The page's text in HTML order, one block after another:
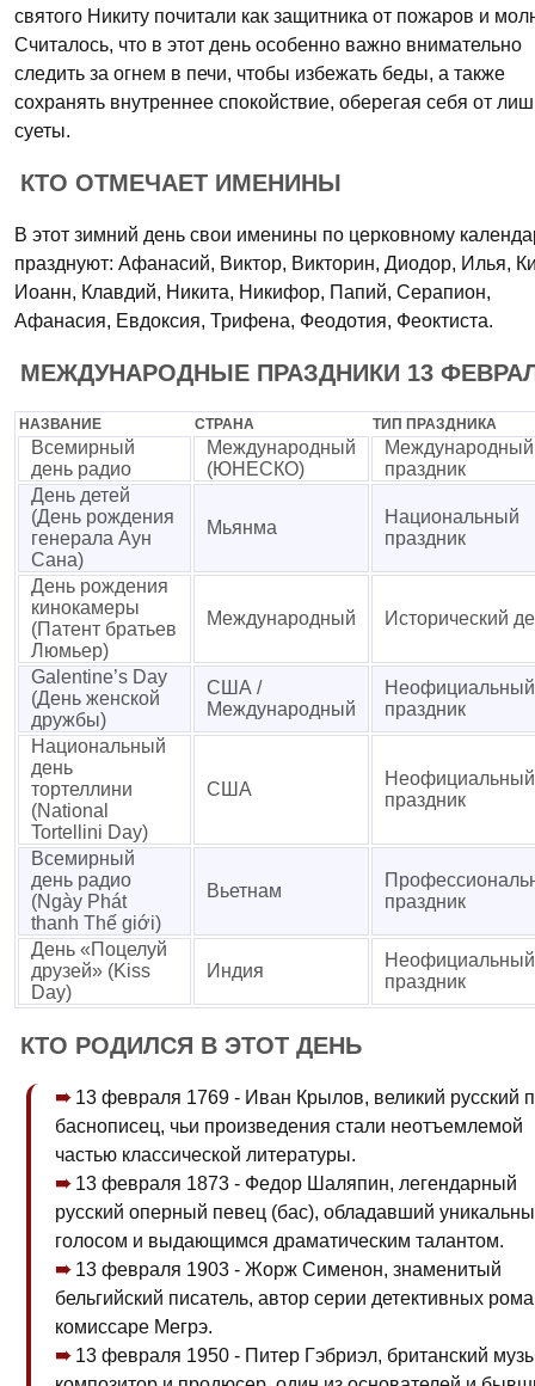
святого Никиту почитали как защитника от пожаров и
Считалось, что в этот день особенно важно внимательно
следить за огнем в печи, чтобы избежать беды, а также
сохранять внутреннее спокойствие, оберегая себя от
суеты.
КТО ОТМЕЧАЕТ ИМЕНИНЫ
В этот зимний день свои именины по церковному
празднуют: Афанасий, Виктор, Викторин, Диодор, Илья,
Иоанн, Клавдий, Никита, Никифор, Папий, Серапион,
Афанасия, Евдоксия, Трифена, Феодотия, Феоктиста.
МЕЖДУНАРОДНЫЕ ПРАЗДНИКИ 13
НАЗВАНИЕ СТРАНА ТИП ПРАЗДНИКА
Всемирный
день радио
Международный
(ЮНЕСКО)
Международный
праздник
День детей
(День рождения
генерала Аун
Сана)
Мьянма
Национальный
праздник
День рождения
кинокамеры
(Патент братьев
Люмьер)
Международный Исторический
Galentine’s Day
(День женской
дружбы)
США /
Международный
Неофициальный
праздник
Национальный
день
тортеллини
(National
Tortellini Day)
США
Неофициальный
праздник
Всемирный
день радио
(Ngày Phát
thanh Thế giới)
Вьетнам
праздник
День «Поцелуй
друзей» (Kiss
Day)
Индия
Неофициальный
праздник
КТО РОДИЛСЯ В ЭТОТ ДЕНЬ
13 февраля 1769 - Иван Крылов, великий русский
баснописец, чьи произведения стали неотъемлемой
частью классической литературы.
13 февраля 1873 - Федор Шаляпин, легендарный
русский оперный певец (бас), обладавший
голосом и выдающимся драматическим талантом.
13 февраля 1903 - Жорж Сименон, знаменитый
бельгийский писатель, автор серии детективных
комиссаре Мегрэ.
13 февраля 1950 - Питер Гэбриэл, британский